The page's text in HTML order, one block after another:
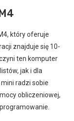
który oferuje
znajduje się 10-
ten komputer
jak i dla
radzi sobie
obliczeniowej,